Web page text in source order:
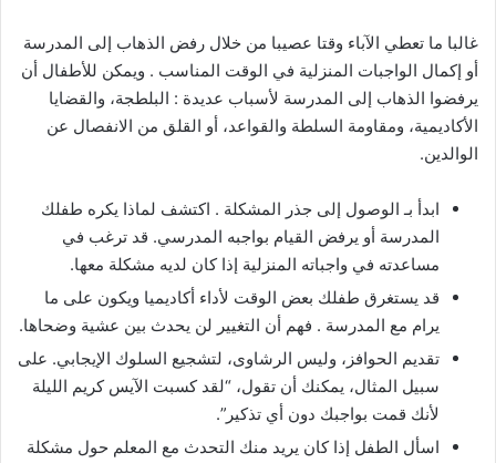
غالبا ما تعطي الآباء وقتا عصيبا من خلال رفض الذهاب إلى المدرسة
أو إكمال الواجبات المنزلية في الوقت المناسب . ويمكن للأطفال أن
يرفضوا الذهاب إلى المدرسة لأسباب عديدة : البلطجة، والقضايا
الأكاديمية، ومقاومة السلطة والقواعد، أو القلق من الانفصال عن
الوالدين.
ابدأ بـ الوصول إلى جذر المشكلة . اكتشف لماذا يكره طفلك
المدرسة أو يرفض القيام بواجبه المدرسي. قد ترغب في
مساعدته في واجباته المنزلية إذا كان لديه مشكلة معها.
قد يستغرق طفلك بعض الوقت لأداء أكاديميا ويكون على ما
يرام مع المدرسة . فهم أن التغيير لن يحدث بين عشية وضحاها.
تقديم الحوافز، وليس الرشاوى، لتشجيع السلوك الإيجابي. على
سبيل المثال، يمكنك أن تقول، “لقد كسبت الآيس كريم الليلة
لأنك قمت بواجبك دون أي تذكير”.
اسأل الطفل إذا كان يريد منك التحدث مع المعلم حول مشكلة